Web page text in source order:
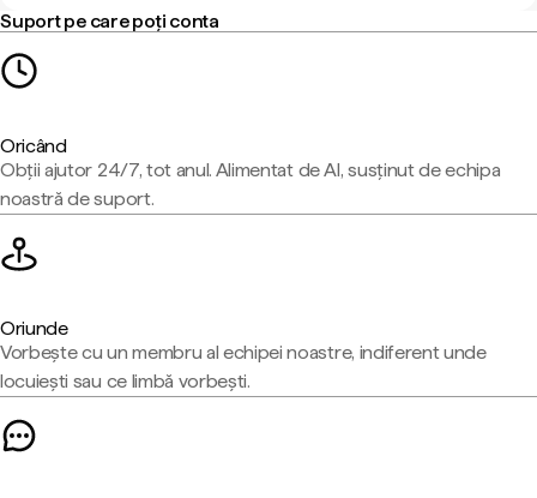
Suport pe care poți conta
Oricând
Obții ajutor 24/7, tot anul. Alimentat de AI, susținut de echipa
noastră de suport.
Oriunde
Vorbește cu un membru al echipei noastre, indiferent unde
locuiești sau ce limbă vorbești.